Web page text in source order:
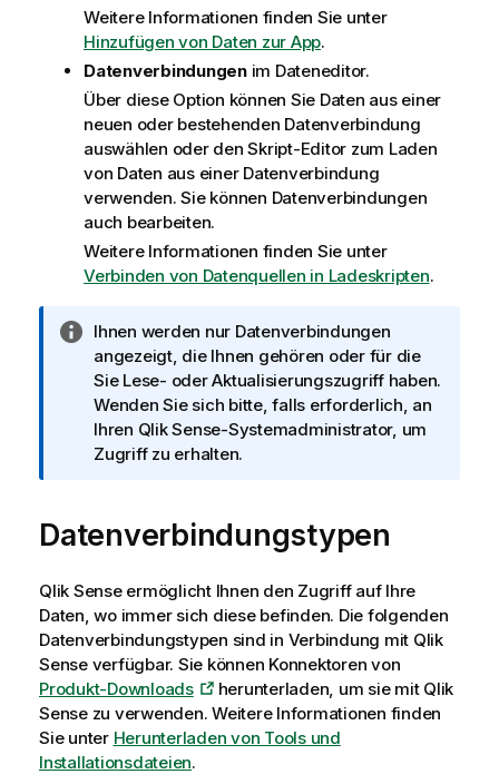
Weitere Informationen finden Sie unter
Hinzufügen von Daten zur App.
Datenverbindungenim Dateneditor.
Über diese Option können Sie Daten aus einer
neuen oder bestehenden Datenverbindung
auswählen oder den Skript-Editor zum Laden
von Daten aus einer Datenverbindung
verwenden. Sie können Datenverbindungen
auch bearbeiten.
Weitere Informationen finden Sie unter
Verbinden von Datenquellen in Ladeskripten.
I
n
f
o
r
m
i
o
s
h
i
n
w
e
i
s
Ihnen werden nur Datenverbindungen
angezeigt, die Ihnen gehören oder für die
Sie Lese- oder Aktualisierungszugriff haben.
Wenden Sie sich bitte, falls erforderlich, an
Ihren Qlik Sense-Systemadministrator, um
Zugriff zu erhalten.
Datenverbindungstypen
Qlik Senseermöglicht Ihnen den Zugriff auf Ihre
Daten, wo immer sich diese befinden. Die folgenden
Datenverbindungstypen sind in Verbindung mit Qlik
Senseverfügbar. Sie können Konnektoren von
Produkt-Downloads
herunterladen, um sie mit Qlik
Sensezu verwenden. Weitere Informationen finden
Sie unter Herunterladen von Tools und
Installationsdateien.